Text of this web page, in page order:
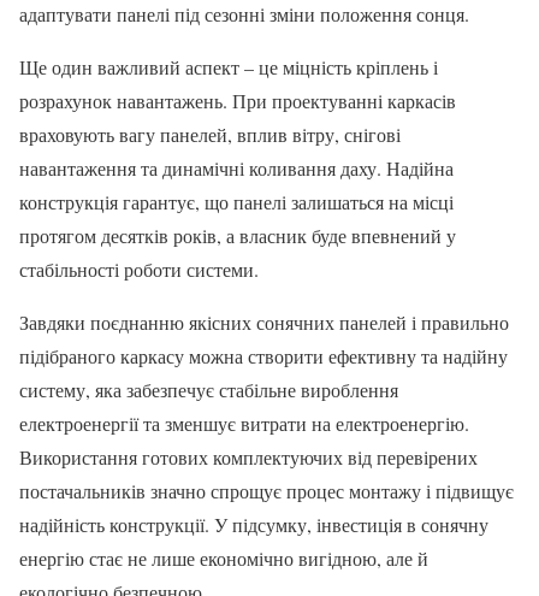
адаптувати панелі під сезонні зміни положення сонця.
Ще один важливий аспект – це міцність кріплень і
розрахунок навантажень. При проектуванні каркасів
враховують вагу панелей, вплив вітру, снігові
навантаження та динамічні коливання даху. Надійна
конструкція гарантує, що панелі залишаться на місці
протягом десятків років, а власник буде впевнений у
стабільності роботи системи.
Завдяки поєднанню якісних сонячних панелей і правильно
підібраного каркасу можна створити ефективну та надійну
систему, яка забезпечує стабільне вироблення
електроенергії та зменшує витрати на електроенергію.
Використання готових комплектуючих від перевірених
постачальників значно спрощує процес монтажу і підвищує
надійність конструкції. У підсумку, інвестиція в сонячну
енергію стає не лише економічно вигідною, але й